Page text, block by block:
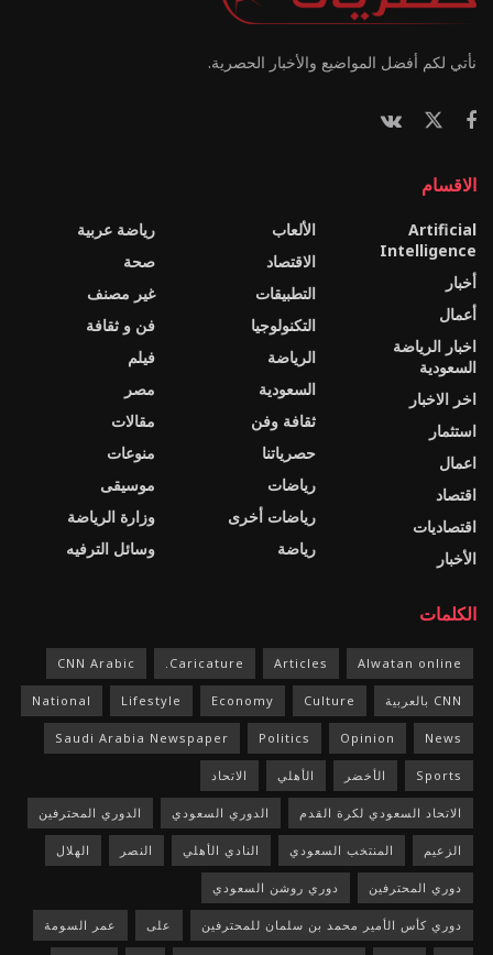
نأتي لكم أفضل المواضيع والأخبار الحصرية.
الاقسام
Artificial
Intelligence
أخبار
أعمال
اخبار الرياضة
السعودية
اخر الاخبار
استثمار
اعمال
اقتصاد
اقتصاديات
الأخبار
الألعاب
الاقتصاد
التطبيقات
التكنولوجيا
الرياضة
السعودية
ثقافة وفن
حصرياتنا
رياضات
رياضات أخرى
رياضة
رياضة عربية
صحة
غير مصنف
فن و ثقافة
فيلم
مصر
مقالات
منوعات
موسيقى
وزارة الرياضة
وسائل الترفيه
الكلمات
Alwatan online
Articles
Caricature.
CNN Arabic
CNN بالعربية Culture
Economy
Lifestyle
National
News
Opinion
Politics
Saudi Arabia Newspaper
Sports الأخضر الأهلي الاتحاد
الاتحاد السعودي لكرة القدم الدوري السعودي الدوري المحترفين
الزعيم المنتخب السعودي النادي الأهلي النصر الهلال
دوري المحترفين دوري روشن السعودي
دوري كأس الأمير محمد بن سلمان للمحترفين على عمر السومة